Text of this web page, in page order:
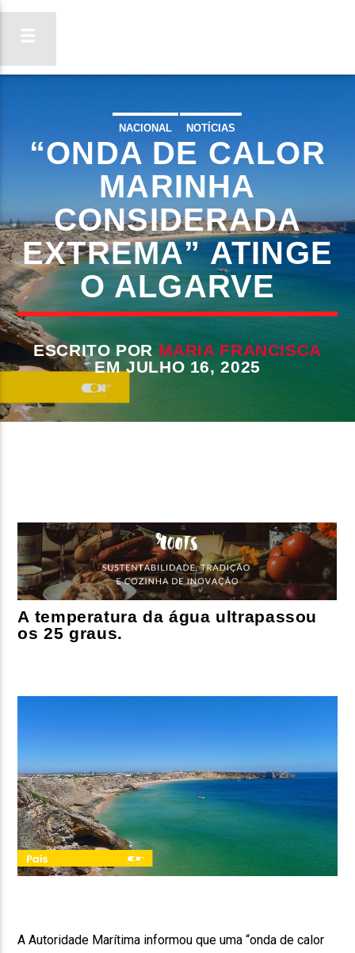
ON FM
LIGA-TE
FAIXA ATUAL
TÍTULO
ON FM
NACIONAL NOTÍCIAS
“ONDA DE CALOR
MARINHA
CONSIDERADA
EXTREMA” ATINGE
O ALGARVE
ESCRITO POR MARIA FRANCISCA
EM JULHO 16, 2025
A temperatura da água ultrapassou
os 25 graus.
A Autoridade Marítima informou que uma “onda de calor